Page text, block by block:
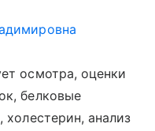
осмотра, оценки
белковые
холестерин, анализ